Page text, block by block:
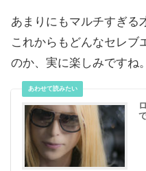
あまりにもマルチすぎる
これからもどんなセレブ
のか、実に楽しみですね。